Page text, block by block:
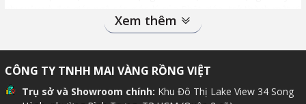
Phật. Vì thế mà cây này có tên tiếng Phạn là Bodhi, phiên âm tiếng
Việt là Bồ đề có ý nghĩa là cây giác ngộ.
loại cây này có giá trị âm hưởng sâu sắc. Theo truyền thuyết, Đức
phật đã ngồi thiền định 49 ngày bên loại cây này sau khi thành tựu
vô thượng chính đẳng chính giác. Chính vì vậy khi chúng ta đi qua
Xem thêm
CÔNG TY TNHH MAI VÀNG RỒNG VIỆT
Trụ sở và Showroom chính: Khu Đô Thị Lake View 34 Song